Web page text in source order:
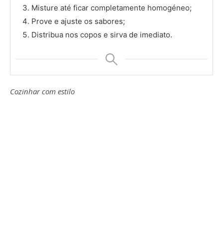
Misture até ficar completamente homogéneo;
Prove e ajuste os sabores;
Distribua nos copos e sirva de imediato.
Cozinhar com estilo